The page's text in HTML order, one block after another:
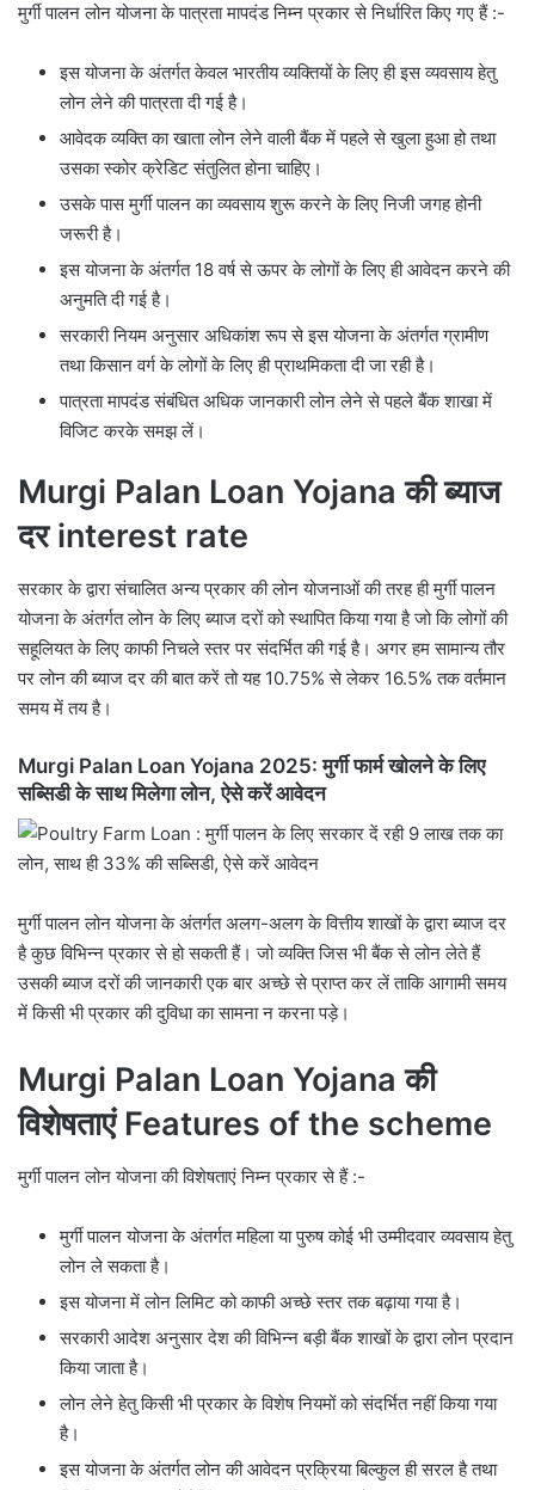
मुर्गी पालन लोन योजना के पात्रता मापदंड निम्न प्रकार से निर्धारित किए गए हैं :-
इस योजना के अंतर्गत केवल भारतीय व्यक्तियों के लिए ही इस व्यवसाय हेतु
लोन लेने की पात्रता दी गई है।
आवेदक व्यक्ति का खाता लोन लेने वाली बैंक में पहले से खुला हुआ हो तथा
उसका स्कोर क्रेडिट संतुलित होना चाहिए।
उसके पास मुर्गी पालन का व्यवसाय शुरू करने के लिए निजी जगह होनी
जरूरी है।
इस योजना के अंतर्गत 18 वर्ष से ऊपर के लोगों के लिए ही आवेदन करने की
अनुमति दी गई है।
सरकारी नियम अनुसार अधिकांश रूप से इस योजना के अंतर्गत ग्रामीण
तथा किसान वर्ग के लोगों के लिए ही प्राथमिकता दी जा रही है।
पात्रता मापदंड संबंधित अधिक जानकारी लोन लेने से पहले बैंक शाखा में
विजिट करके समझ लें।
Murgi Palan Loan Yojana की ब्याज
दर interest rate
सरकार के द्वारा संचालित अन्य प्रकार की लोन योजनाओं की तरह ही मुर्गी पालन
योजना के अंतर्गत लोन के लिए ब्याज दरों को स्थापित किया गया है जो कि लोगों की
सहूलियत के लिए काफी निचले स्तर पर संदर्भित की गई है। अगर हम सामान्य तौर
पर लोन की ब्याज दर की बात करें तो यह 10.75% से लेकर 16.5% तक वर्तमान
समय में तय है।
Murgi Palan Loan Yojana 2025: मुर्गी फार्म खोलने के लिए
सब्सिडी के साथ मिलेगा लोन, ऐसे करें आवेदन
मुर्गी पालन लोन योजना के अंतर्गत अलग-अलग के वित्तीय शाखों के द्वारा ब्याज दर
है कुछ विभिन्न प्रकार से हो सकती हैं। जो व्यक्ति जिस भी बैंक से लोन लेते हैं
उसकी ब्याज दरों की जानकारी एक बार अच्छे से प्राप्त कर लें ताकि आगामी समय
में किसी भी प्रकार की दुविधा का सामना न करना पड़े।
Murgi Palan Loan Yojana की
विशेषताएं Features of the scheme
मुर्गी पालन लोन योजना की विशेषताएं निम्न प्रकार से हैं :-
मुर्गी पालन योजना के अंतर्गत महिला या पुरुष कोई भी उम्मीदवार व्यवसाय हेतु
लोन ले सकता है।
इस योजना में लोन लिमिट को काफी अच्छे स्तर तक बढ़ाया गया है।
सरकारी आदेश अनुसार देश की विभिन्न बड़ी बैंक शाखों के द्वारा लोन प्रदान
किया जाता है।
लोन लेने हेतु किसी भी प्रकार के विशेष नियमों को संदर्भित नहीं किया गया
है।
इस योजना के अंतर्गत लोन की आवेदन प्रक्रिया बिल्कुल ही सरल है तथा